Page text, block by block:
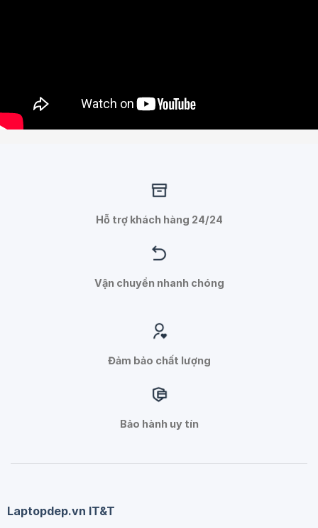
Hỗ trợ khách hàng 24/24
Vận chuyển nhanh chóng
Đảm bảo chất lượng
Bảo hành uy tín
Laptopdep.vn IT&T